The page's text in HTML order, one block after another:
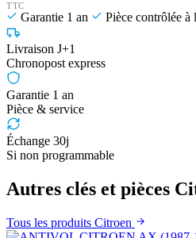
TTC
Garantie 1 an Pièce contrôlée à
Livraison J+1
Chronopost express
Garantie 1 an
Pièce & service
Échange 30j
Si non programmable
Autres clés et pièces
Tous les produits Citroen